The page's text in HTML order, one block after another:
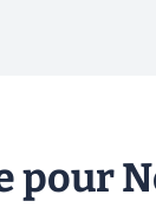
pour